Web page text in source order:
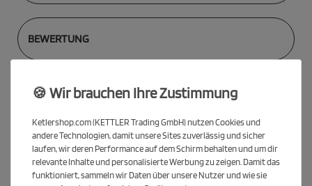
BEWERTUNG
Sparpaket Clean + Outdoor
Das ideale Set für alle, die draußen spielen und ihr Equipment in
Bestform halten möchten. Mit wetterfesten Schlägern, Bällen
und dem passenden Belagreiniger.
🍪 Wir brauchen Ihre Zustimmung
Ketlershop.com (KETTLER Trading GmbH) nutzen Cookies und
andere Technologien, damit unsere Sites zuverlässig und sicher
laufen, wir deren Performance auf dem Schirm behalten und um dir
relevante Inhalte und personalisierte Werbung zu zeigen. Damit das
funktioniert, sammeln wir Daten über unsere Nutzer und wie sie